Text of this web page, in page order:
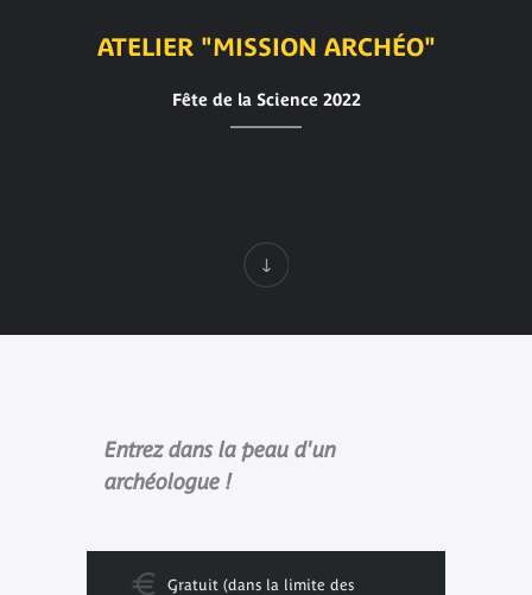
ATELIER "MISSION ARCHÉO"
Fête de la Science 2022
Entrez dans la peau d'un
archéologue !
Gratuit (dans la limite des